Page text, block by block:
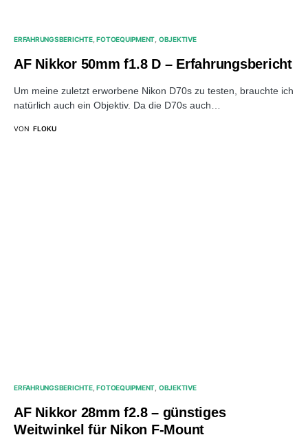
ERFAHRUNGSBERICHTE FOTOEQUIPMENT OBJEKTIVE
AF Nikkor 50mm f1.8 D – Erfahrungsbericht
Um meine zuletzt erworbene Nikon D70s zu testen, brauchte ich
natürlich auch ein Objektiv. Da die D70s auch…
VON FLOKU
ERFAHRUNGSBERICHTE FOTOEQUIPMENT OBJEKTIVE
AF Nikkor 28mm f2.8 – günstiges
Weitwinkel für Nikon F-Mount